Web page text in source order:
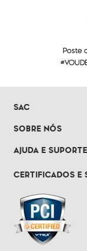
Poste
SAC
SOBRE NÓS
AJUDA E SUPORTE
CERTIFICADOS E